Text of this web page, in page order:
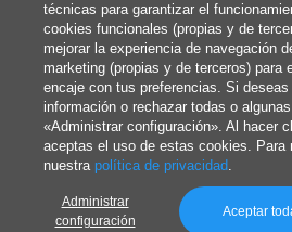
Política de
técnicas para garantizar el
cookies funcionales (propias y de
mejorar la experiencia de navegación
marketing (propias y de terceros) para
encaje con tus preferencias. Si deseas
información o rechazar todas o
«Administrar configuración». Al hacer
aceptas el uso de estas cookies. Para
nuestra política de privacidad.
Administrar
configuración
Aceptar